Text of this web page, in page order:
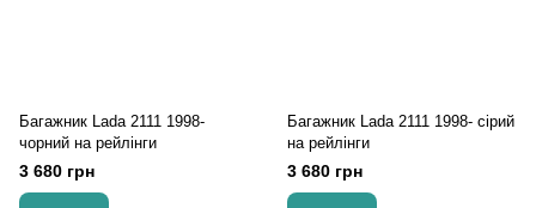
Багажник Lada 2111 1998-
чорний на рейлінги
3 680 грн
Багажник Lada 2111 1998- cірий
на рейлінги
3 680 грн